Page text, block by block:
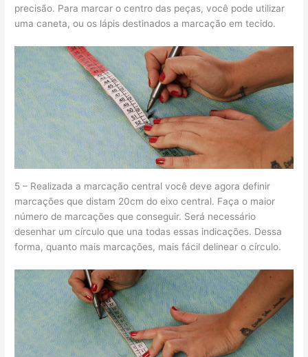
precisão. Para marcar o centro das peças, você pode utilizar
uma caneta, ou os lápis destinados a marcação em tecido.
5 – Realizada a marcação central você deve agora definir
marcações que distam 20cm do eixo central. Faça o maior
número de marcações que conseguir. Será necessário
desenhar um círculo que una todas essas indicações. Dessa
forma, quanto mais marcações, mais fácil delinear o círculo.